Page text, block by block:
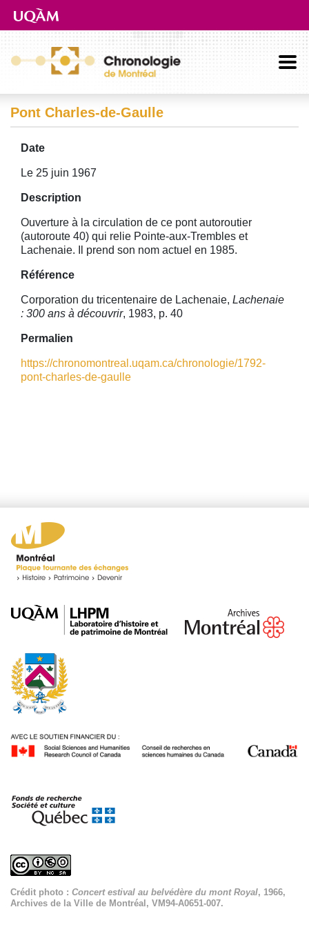
Aller directement au contenu principal
Pont Charles-de-Gaulle
Date
Le 25 juin 1967
Description
Ouverture à la circulation de ce pont autoroutier
(autoroute 40) qui relie Pointe-aux-Trembles et
Lachenaie. Il prend son nom actuel en 1985.
Référence
Corporation du tricentenaire de Lachenaie, Lachenaie
: 300 ans à découvrir, 1983, p. 40
Permalien
https://chronomontreal.uqam.ca/chronologie/1792-
pont-charles-de-gaulle
Crédit photo : Concert estival au belvédère du mont Royal, 1966,
Archives de la Ville de Montréal, VM94-A0651-007.